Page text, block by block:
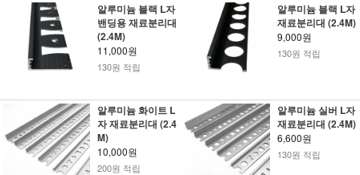
알루미늄 블랙 L자
밴딩용 재료분리대
(2.4M)
11,000원
130원 적립
알루미늄 블랙 L자
재료분리대 (2.4M)
9,000원
130원 적립
알루미늄 화이트 L
자 재료분리대 (2.4
M)
10,000원
200원 적립
알루미늄 실버 L자
재료분리대 (2.4M)
6,600원
130원 적립